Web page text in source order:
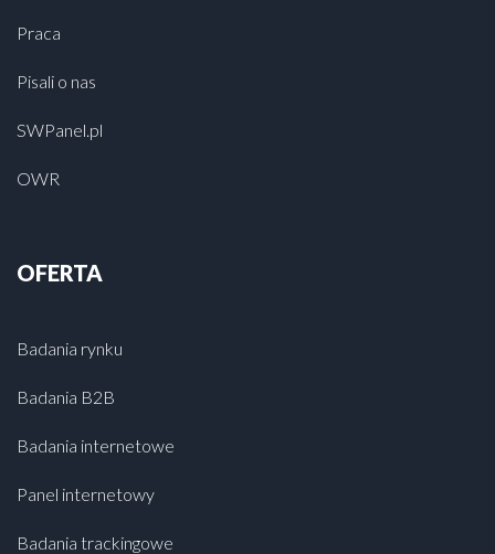
Praca
Pisali o nas
SWPanel.pl
OWR
OFERTA
Badania rynku
Badania B2B
Badania internetowe
Panel internetowy
Badania trackingowe